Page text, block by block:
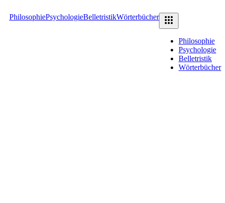
PhilosophiePsychologieBelletristikWörterbücher
Philosophie
Psychologie
Belletristik
Wörterbücher